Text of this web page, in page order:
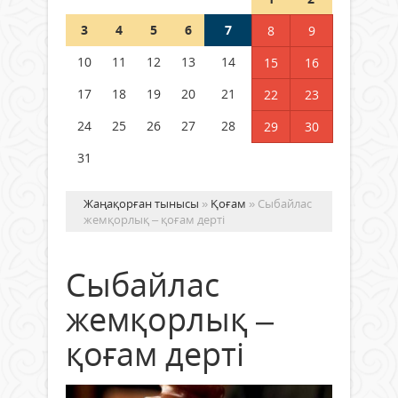
Германия аптап ыстыққа
бастады
04 тамыз 2026 ж.
3
4 5 6 7 8
9
10
11 12 13 14 15
16
17
18 19 20 21 22
23
24
25 26 27 28 29
30
31
Жаңақорған тынысы » Қоғам » Сыбайлас
жемқорлық – қоғам дерті
Сыбайлас
жемқорлық –
қоғам дерті